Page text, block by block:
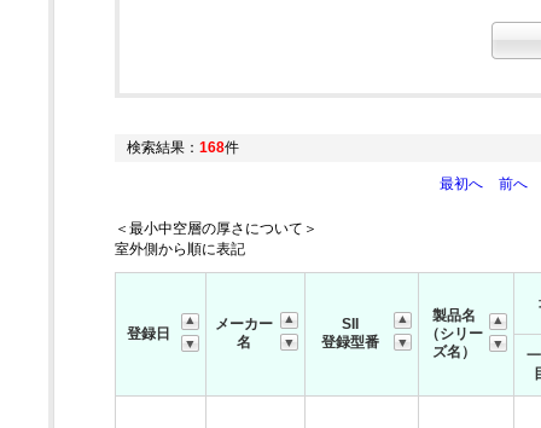
検索結果： 168件
最初へ 前へ
＜最小中空層の厚さについて＞
室外側から順に表記
登録日
メーカー
名
SII
登録型番
製品名
（シリー
ズ名）